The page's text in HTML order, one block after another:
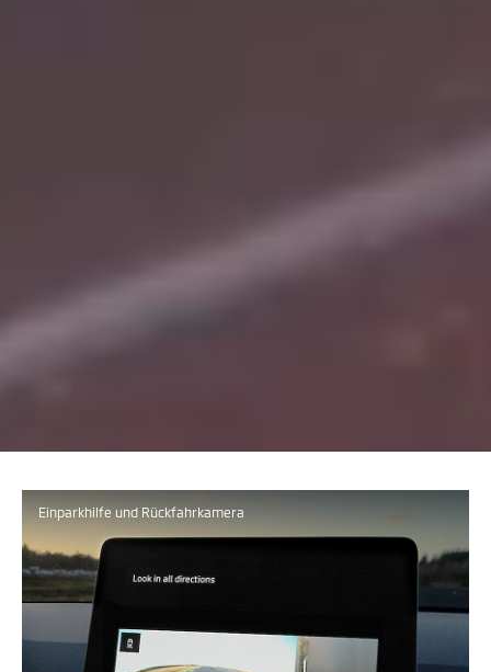
Einparkhilfe und Rückfahrkamera